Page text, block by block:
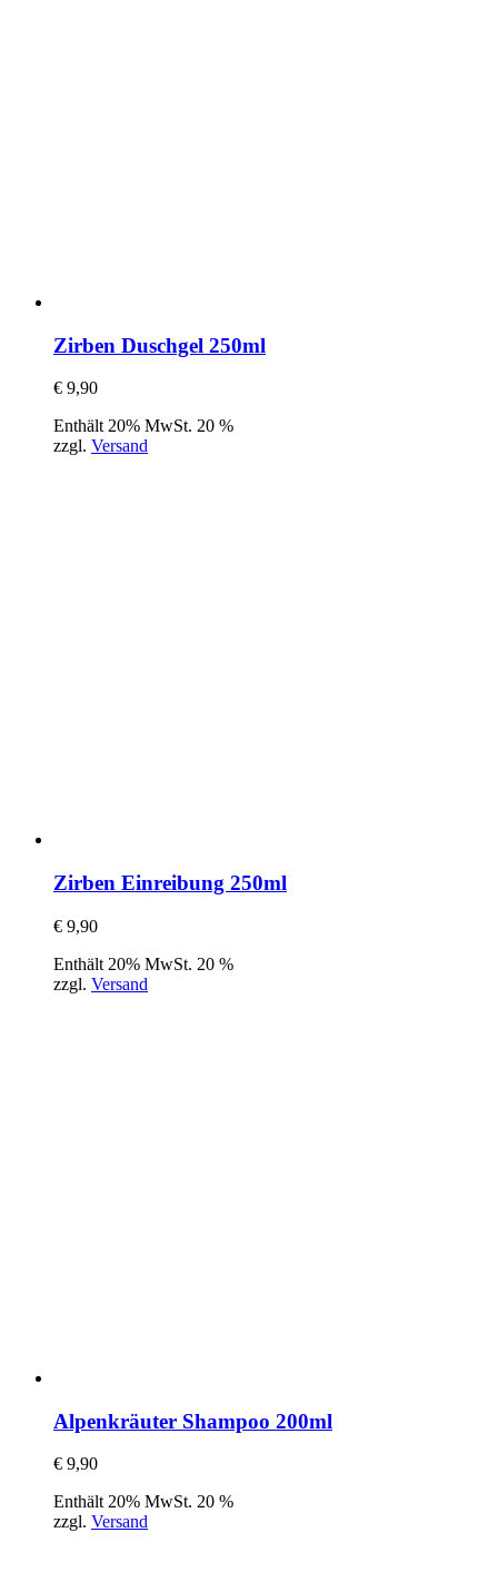
Zirben Duschgel 250ml
€ 9,90
Enthält 20% MwSt. 20 %
zzgl. Versand
Zirben Einreibung 250ml
€ 9,90
Enthält 20% MwSt. 20 %
zzgl. Versand
Alpenkräuter Shampoo 200ml
€ 9,90
Enthält 20% MwSt. 20 %
zzgl. Versand